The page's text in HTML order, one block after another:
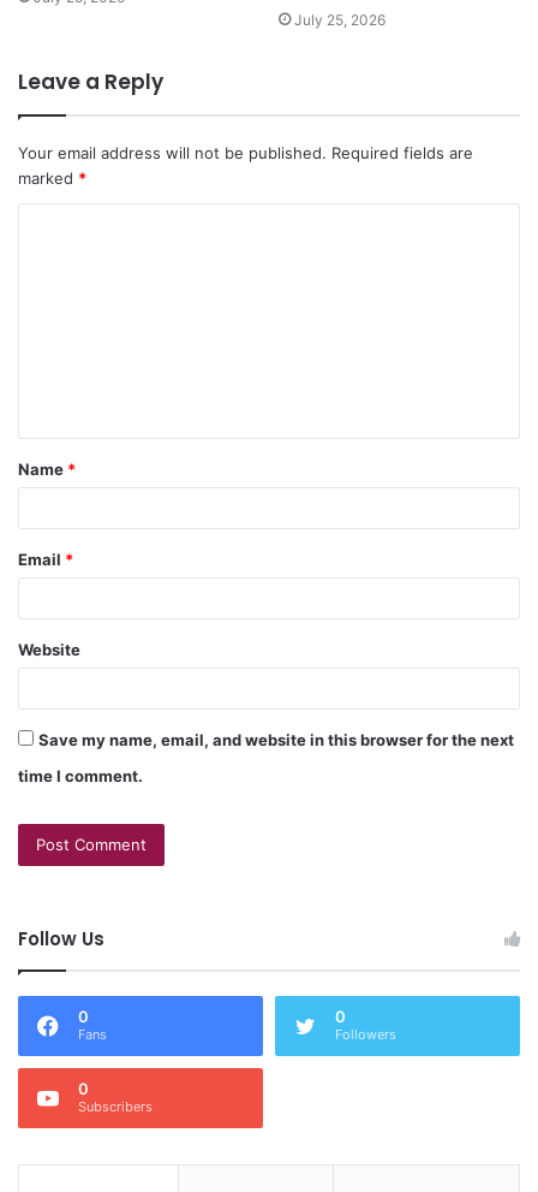
July 25, 2026
Leave a Reply
Your email address will not be published. Required fields are
marked *
Name *
Email *
Website
Save my name, email, and website in this browser for the next
time I comment.
Follow Us
0
Fans
0
Followers
0
Subscribers